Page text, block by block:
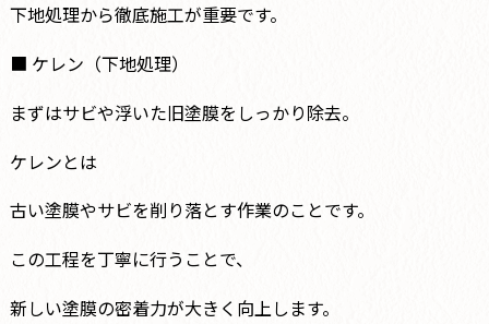
下地処理から徹底施工が重要です。
■ ケレン（下地処理）
まずはサビや浮いた旧塗膜をしっかり除去。
ケレンとは
古い塗膜やサビを削り落とす作業のことです。
この工程を丁寧に行うことで、
新しい塗膜の密着力が大きく向上します。